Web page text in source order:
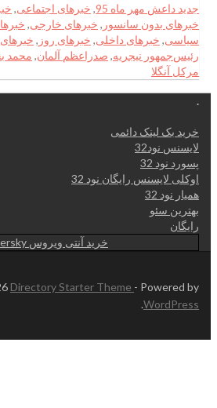
جدید داعش مهر ماه 95
, خبرهای اجتماعی,
خبرهای بدون سانسور , خبرهای خارجی,
سیاسی, خبرهای داخلی, خبرهای روز ,
رئيس‌جمهور نيجريه, صدراعظم آلمان, محمد
مرکل آنگلا
.
خرید بک لینک دائمی
لایسنس نود32
پسورد نود 32
اوکلی لایسنس رایگان نود 32
همیار نود 32
بهترین سئو
رایگان
خرید آنتی ویروس Kaspersky
Directory Starter Theme - Powered by
WordPress
.